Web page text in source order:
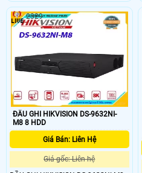
truyền hình ảnh HD qua mạng tốt,
hỗ trợ xem camera trên nhiều trình
duyệt web và hệ điều hành trên máy
Hikvision iDS-7204HUHI-M1/E cho
chuẩn nén hình ảnh H
ĐẦU GHI HIKVISION DS-9632NI-
M8 8 HDD
Giá Bán: Liên Hệ
Giá gốc: Liên hệ
2329